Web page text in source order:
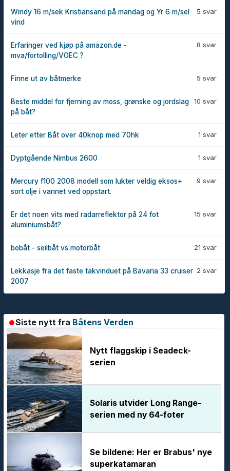
5 svar
Windy 16 m/sek Kristiansand på mandag og Yr 6 m/sel
vind
8 svar
Erfaringer ved kjøp på amazon.de -
mva/fortolling/VOEC ?
5 svar
Finne ut av båtmerke
10 svar
Beste middel for fjerning av moss, grønske og jordslag
på båt?
1 svar
Leter etter Båt over 40knop med 70hk
1 svar
Dyptgående Nimbus 2600
9 svar
Mercury f100 2008 modell som lukter veldig eksos+
sort olje i vannet ved oppstart.
15 svar
Er det noen vits med radarreflektor på 24 fot
aluminiumsbåt?
21 svar
bobåt - seilbåt vs motorbåt
2 svar
Lekkasje fra det faste takvinduet på Bavaria 33 cruiser
2007
Siste nytt fra Båtens Verden
Nytt flaggskip i Seadeck-
serien
Solaris utvider Long Range-
serien med ny 64-foter
Se bildene: Her er Brabus' nye
superkatamaran